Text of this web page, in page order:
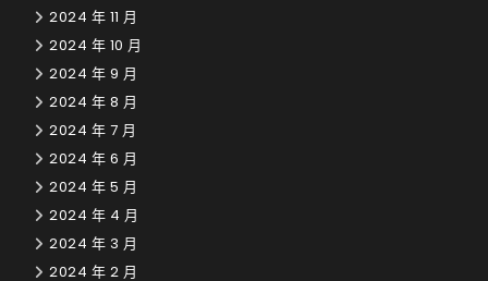
2024 年 11 月
2024 年 10 月
2024 年 9 月
2024 年 8 月
2024 年 7 月
2024 年 6 月
2024 年 5 月
2024 年 4 月
2024 年 3 月
2024 年 2 月